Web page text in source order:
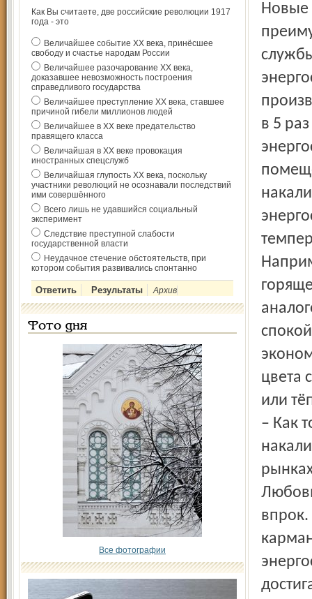
Как Вы считаете, две российские революции 1917
года - это
Величайшее событие ХХ века, принёсшее
свободу и счастье народам России
Величайшее разочарование ХХ века,
доказавшее невозможность построения
справедливого государства
Величайшее преступление ХХ века, ставшее
причиной гибели миллионов людей
Величайшее в ХХ веке предательство
правящего класса
Величайшая в ХХ веке провокация
иностранных спецслужб
Величайшая глупость ХХ века, поскольку
участники революций не осознавали последствий
ими совершённого
Всего лишь не удавшийся социальный
эксперимент
Следствие преступной слабости
государственной власти
Неудачное стечение обстоятельств, при
котором события развивались спонтанно
Архив
Фото дня
Все фотографии
Новые
в 5
цвета
или
– Как